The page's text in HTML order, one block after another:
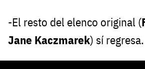
-El resto del elenco original (
Jane Kaczmarek) sí regresa.